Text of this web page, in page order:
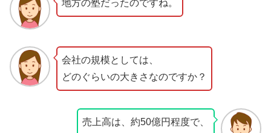
地方の塾だったのですね。
会社の規模としては、
どのぐらいの大きさなのですか？
売上高は、約50億円程度で、